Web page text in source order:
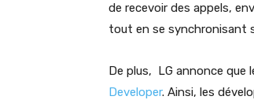
de recevoir des appels,
tout en se synchronisant
De plus, LG annonce que
Developer. Ainsi, les